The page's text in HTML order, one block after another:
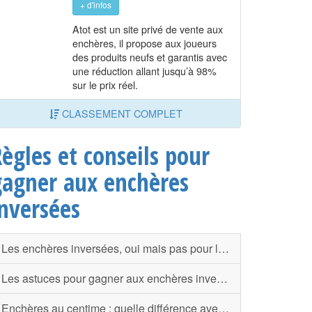
+ d'infos
Atot est un site privé de vente aux
enchères, il propose aux joueurs
des produits neufs et garantis avec
une réduction allant jusqu’à 98%
sur le prix réel.
CLASSEMENT COMPLET
et conseils pour
aux enchères
Les enchères inversées, oui mais pas pour le recrutement
Les astuces pour gagner aux enchères inversées
Enchères au centime : quelle différence avec les enchères inversées ?